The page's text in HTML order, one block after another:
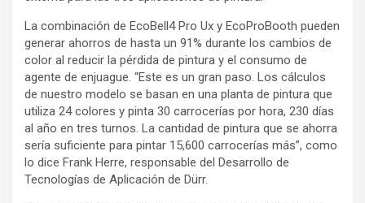
La combinación de EcoBell4 Pro Ux y EcoProBooth pueden
generar ahorros de hasta un 91% durante los cambios de
color al reducir la pérdida de pintura y el consumo de
agente de enjuague. “Este es un gran paso. Los cálculos
de nuestro modelo se basan en una planta de pintura que
utiliza 24 colores y pinta 30 carrocerías por hora, 230 días
al año en tres turnos. La cantidad de pintura que se ahorra
sería suficiente para pintar 15,600 carrocerías más”, como
lo dice Frank Herre, responsable del Desarrollo de
Tecnologías de Aplicación de Dürr.